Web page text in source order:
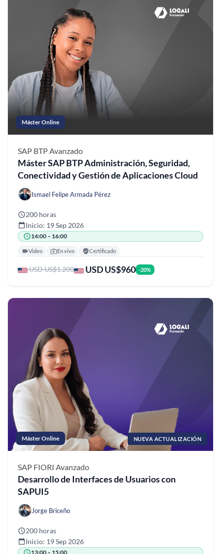
Máster Online
SAP BTP Avanzado
Máster SAP BTP Administración, Seguridad,
Conectividad y Gestión de Aplicaciones Cloud
Ismael Felipe Armada Pérez
200 horas
Inicio: 19 Sep 2026
14:00 – 16:00
Video En vivo Certificado
USD US$1.200 USD US$960 -20%
Máster Online NUEVA ACTUALIZACIÓN
SAP FIORI Avanzado
Desarrollo de Interfaces de Usuarios con
SAPUI5
Jorge Briceño
200 horas
Inicio: 19 Sep 2026
13:00 – 15:00